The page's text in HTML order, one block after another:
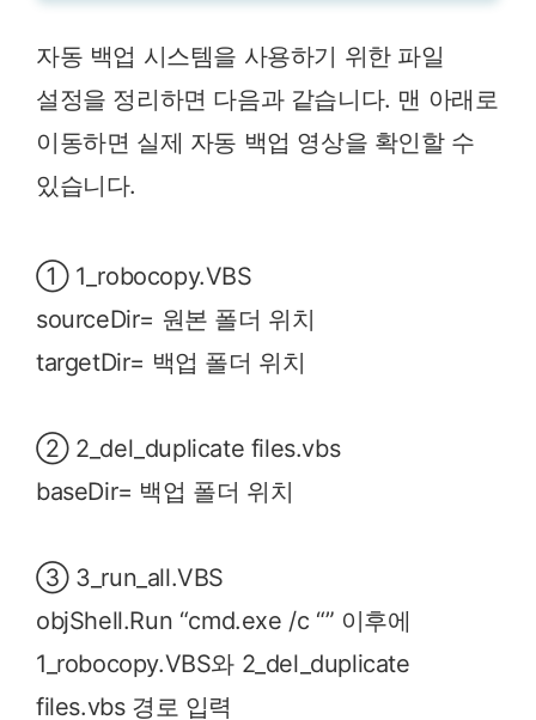
자동 백업 시스템을 사용하기 위한 파일
설정을 정리하면 다음과 같습니다. 맨 아래로
이동하면 실제 자동 백업 영상을 확인할 수
있습니다.
① 1_robocopy.VBS
sourceDir= 원본 폴더 위치
targetDir= 백업 폴더 위치
② 2_del_duplicate files.vbs
baseDir= 백업 폴더 위치
③ 3_run_all.VBS
objShell.Run “cmd.exe /c “” 이후에
1_robocopy.VBS와 2_del_duplicate
files.vbs 경로 입력